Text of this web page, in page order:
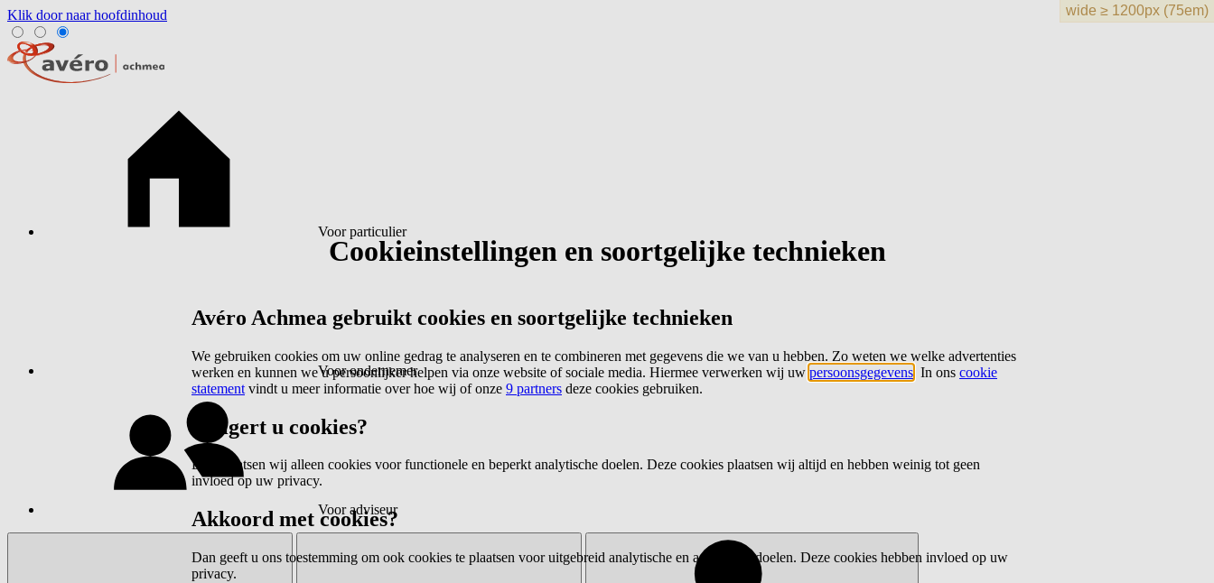
Klik door naar hoofdinhoud
Voor particulier
Voor ondernemer
Voor adviseur
Cookieinstellingen en soortgelijke technieken
Avéro Achmea gebruikt cookies en soortgelijke technieken
We gebruiken cookies om uw online gedrag te analyseren en te combineren met gegevens die we van u hebben. Zo weten we welke advertenties
werken en kunnen we u persoonlijker helpen via onze website of sociale media. Hiermee verwerken wij uw persoonsgegevens . In ons cookie
statement vindt u meer informatie over hoe wij of onze 9 partners deze cookies gebruiken.
Weigert u cookies?
Dan plaatsen wij alleen cookies voor functionele en beperkt analytische doelen. Deze cookies plaatsen wij altijd en hebben weinig tot geen
invloed op uw privacy.
Akkoord met cookies?
Dan geeft u ons toestemming om ook cookies te plaatsen voor uitgebreid analytische en advertentiedoelen. Deze cookies hebben invloed op uw
privacy.